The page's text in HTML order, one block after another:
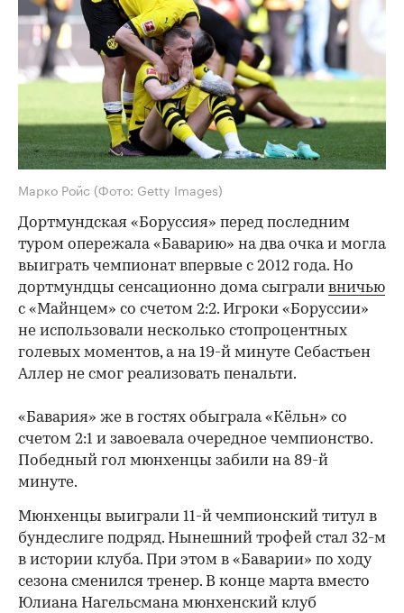
Марко Ройс (Фото: Getty Images)
Дортмундская «Боруссия» перед последним
туром опережала «Баварию» на два очка и могла
выиграть чемпионат впервые с 2012 года. Но
дортмундцы сенсационно дома сыграли вничью
с «Майнцем» со счетом 2:2. Игроки «Боруссии»
не использовали несколько стопроцентных
голевых моментов, а на 19-й минуте Себастьен
Аллер не смог реализовать пенальти.
«Бавария» же в гостях обыграла «Кёльн» со
счетом 2:1 и завоевала очередное чемпионство.
Победный гол мюнхенцы забили на 89-й
минуте.
Мюнхенцы выиграли 11-й чемпионский титул в
бундеслиге подряд. Нынешний трофей стал 32-м
в истории клуба. При этом в «Баварии» по ходу
сезона сменился тренер. В конце марта вместо
Юлиана Нагельсмана мюнхенский клуб